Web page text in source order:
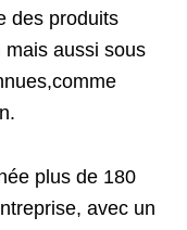
des produits
aussi sous
plus de 180
avec un